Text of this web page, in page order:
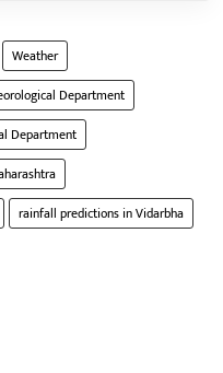
Weather
Department
Department
rainfall predictions in Vidarbha